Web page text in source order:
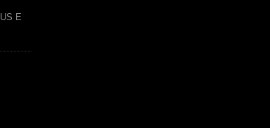
E